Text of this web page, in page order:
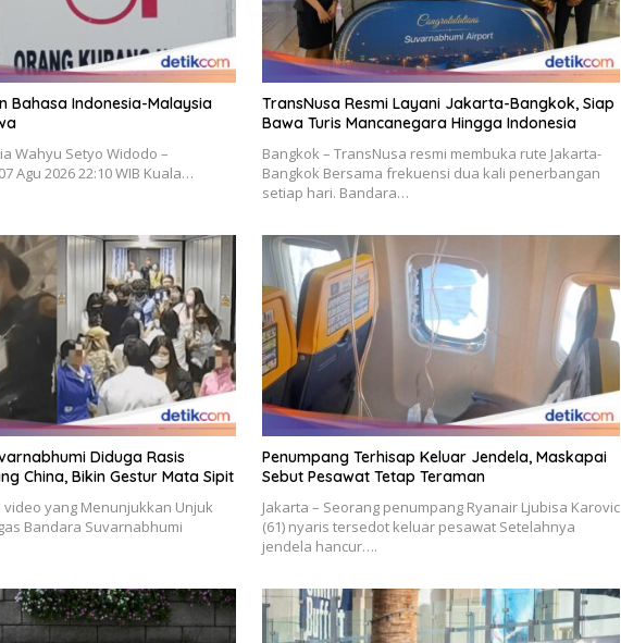
Bahasa Indonesia-Malaysia
Wahyu Setyo Widodo –
Agu 2026 22:10 WIB Kuala…
TransNusa Resmi Layani Jakarta-Bangkok, Siap
Bawa Turis Mancanegara Hingga Indonesia
Bangkok – TransNusa resmi membuka rute Jakarta-
Bangkok Bersama frekuensi dua kali penerbangan
setiap hari. Bandara…
Diduga Rasis
China, Bikin Gestur Mata Sipit
video yang Menunjukkan Unjuk
Bandara Suvarnabhumi
Penumpang Terhisap Keluar Jendela, Maskapai
Sebut Pesawat Tetap Teraman
Jakarta – Seorang penumpang Ryanair Ljubisa Karovic
(61) nyaris tersedot keluar pesawat Setelahnya
jendela hancur….